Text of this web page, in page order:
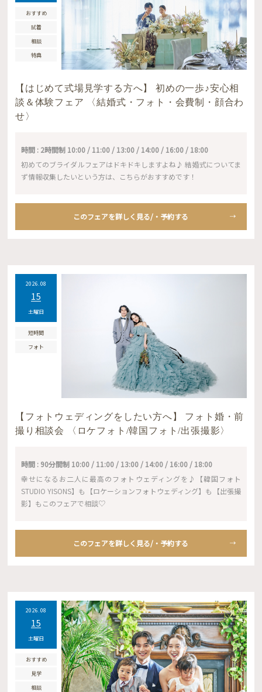
おすすめ
試着
相談
特典
【はじめて式場見学する方へ】 初めの一歩♪安心相
談＆体験フェア 〈結婚式・フォト・会費制・顔合わ
せ〉
時間 : 2時間制 10:00 / 11:00 / 13:00 / 14:00 / 16:00 / 18:00
初めてのブライダルフェアはドキドキしますよね♪ 結婚式についてま
ず情報収集したいという方は、こちらがおすすめです！
このフェアを詳しく見る/・予約する
2026.08
15
土曜日
短時間
フォト
【フォトウェディングをしたい方へ】 フォト婚・前
撮り相談会 〈ロケフォト/韓国フォト/出張撮影〉
時間 : 90分間制 10:00 / 11:00 / 13:00 / 14:00 / 16:00 / 18:00
幸せになるお二人に最高のフォトウェディングを♪【韓国フォト
STUDIO YISONS】も【ロケーションフォトウェディング】も【出張撮
影】もこのフェアで相談♡
このフェアを詳しく見る/・予約する
2026.08
15
土曜日
おすすめ
見学
相談